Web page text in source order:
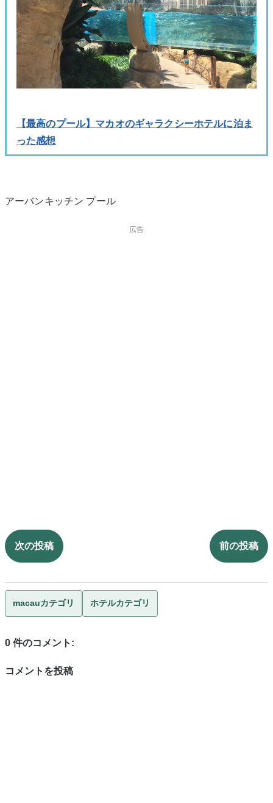
【最高のプール】マカオのギャラクシーホテルに泊ま
った感想
アーバンキッチン プール
広告
次の投稿 前の投稿
macauカテゴリ ホテルカテゴリ
0 件のコメント:
コメントを投稿